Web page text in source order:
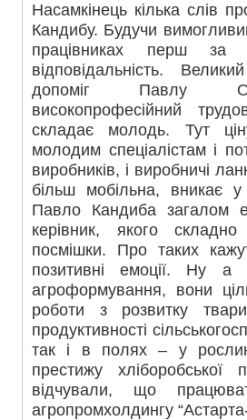
Насамкінець кілька слів
Кандибу. Будучи
працівниках перш за
відповідальність.
допоміг Павлу
високопрофесійний
складає молодь. Тут
молодим спеціалістам і
виробників, і виробничі
більш мобільна, вникає у
Павло Кандиба загалом
керівник, якого
посмішки. Про таких
позитивні емоції. Ну а
агроформування, вони
роботи з розвитку
продуктивності
так і в полях – у
престижу
відчували, що
агропромхолдингу